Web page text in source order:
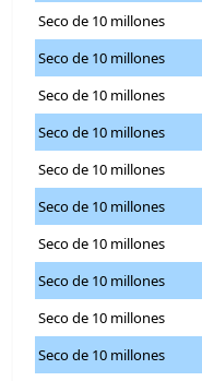
Seco de 10 millones
Seco de 10 millones
Seco de 10 millones
Seco de 10 millones
Seco de 10 millones
Seco de 10 millones
Seco de 10 millones
Seco de 10 millones
Seco de 10 millones
Seco de 10 millones